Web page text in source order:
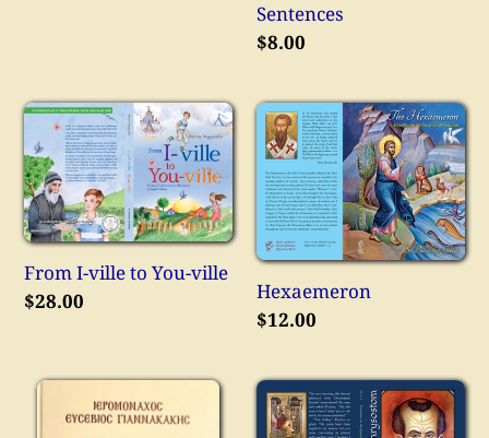
Sentences
Κανονική
$8.00
From
I-
ville
to
You-
ville
From I-ville to You-ville
Κανονική
$28.00
Hexaemeron
Hexaemeron
Κανονική
$12.00
Hieromonk
Evsevios
Homilies
on